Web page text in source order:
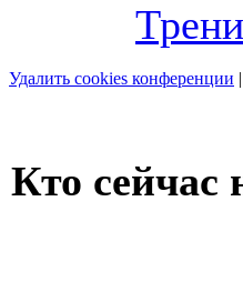
Удалить cookies конференции |
Кто сейчас